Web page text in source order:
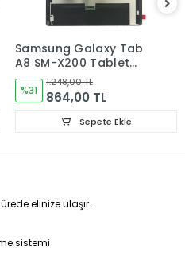
ürünlerin iade ve
Bize aittir.Ürün
yansıtılır.
Kısmını takip ediniz.
ÇITASIZ
Samsung Galaxy Tab
A8 SM-X200 Tablet
Ekran
%31
1.248,00 TL
864,00 TL
Sepete Ekle
elinize ulaşır.
sistemi